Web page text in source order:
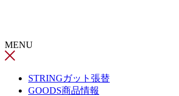
ン
ツ
MENU
STRINGガット張替
GOODS商品情報